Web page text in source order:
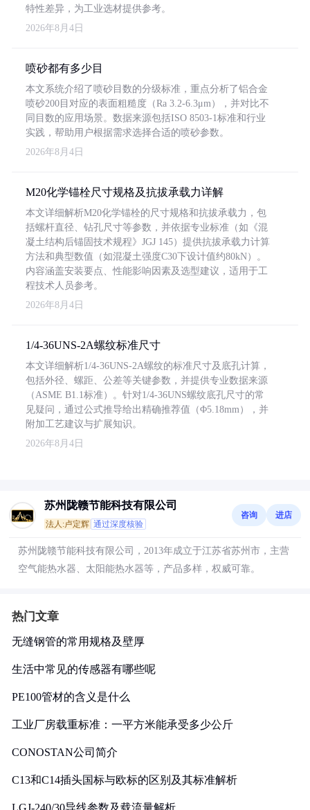
特性差异，为工业选材提供参考。
2026年8月4日
喷砂都有多少目
本文系统介绍了喷砂目数的分级标准，重点分析了铝合金
喷砂200目对应的表面粗糙度（Ra 3.2-6.3μm），并对比不
同目数的应用场景。数据来源包括ISO 8503-1标准和行业
实践，帮助用户根据需求选择合适的喷砂参数。
2026年8月4日
M20化学锚栓尺寸规格及抗拔承载力详解
本文详细解析M20化学锚栓的尺寸规格和抗拔承载力，包
括螺杆直径、钻孔尺寸等参数，并依据专业标准（如《混
凝土结构后锚固技术规程》JGJ 145）提供抗拔承载力计算
方法和典型数值（如混凝土强度C30下设计值约80kN）。
内容涵盖安装要点、性能影响因素及选型建议，适用于工
程技术人员参考。
2026年8月4日
1/4-36UNS-2A螺纹标准尺寸
本文详细解析1/4-36UNS-2A螺纹的标准尺寸及底孔计算，
包括外径、螺距、公差等关键参数，并提供专业数据来源
（ASME B1.1标准）。针对1/4-36UNS螺纹底孔尺寸的常
见疑问，通过公式推导给出精确推荐值（Φ5.18mm），并
附加工艺建议与扩展知识。
2026年8月4日
苏州陇赣节能科技有限公司
法人:卢定辉 通过深度核验
咨询 进店
苏州陇赣节能科技有限公司，2013年成立于江苏省苏州市，主营
空气能热水器、太阳能热水器等，产品多样，权威可靠。
热门文章
无缝钢管的常用规格及壁厚
生活中常见的传感器有哪些呢
PE100管材的含义是什么
工业厂房载重标准：一平方米能承受多少公斤
CONOSTAN公司简介
C13和C14插头国标与欧标的区别及其标准解析
LGJ-240/30导线参数及载流量解析